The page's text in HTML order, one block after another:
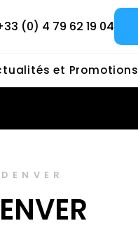
(0) 4 79 62 19 04
et Promotions